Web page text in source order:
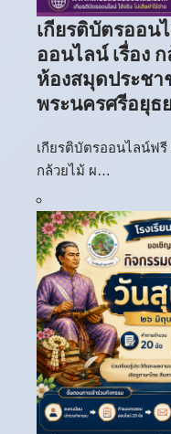
เกียรติบัตรออ
ออนไลน์ เรื่อง
ห้องสมุดประชา
พระนครศรีอยุธ
เกียรติบัตรออนไลน์ฟ
กล้วยไม้ ผ…